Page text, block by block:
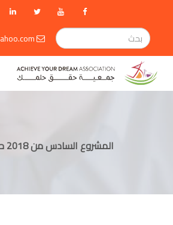
المشروع السادس من 2018 حتى 2020